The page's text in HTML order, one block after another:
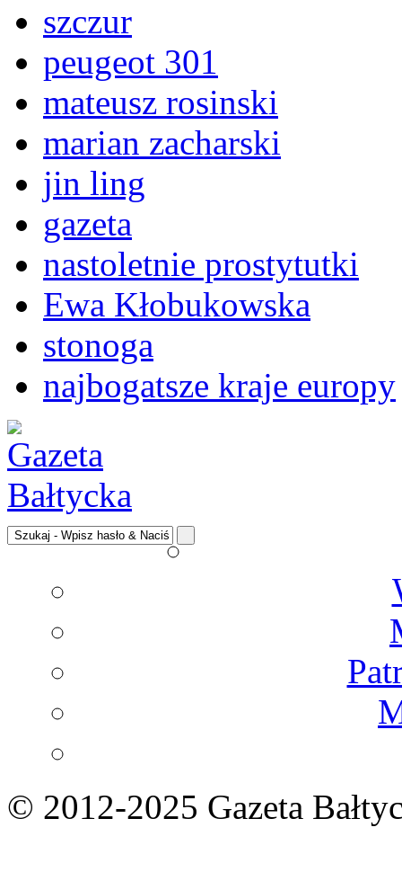
szczur
peugeot 301
mateusz rosinski
marian zacharski
jin ling
gazeta
nastoletnie prostytutki
Ewa Kłobukowska
stonoga
najbogatsze kraje europy
© 2012-2025 Gazeta